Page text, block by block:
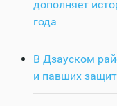
дополняет
года
В Дзауском
и павших